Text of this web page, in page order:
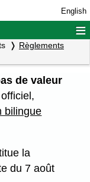
English
≡
Règlements
de valeur
bilingue
la
du 7 août